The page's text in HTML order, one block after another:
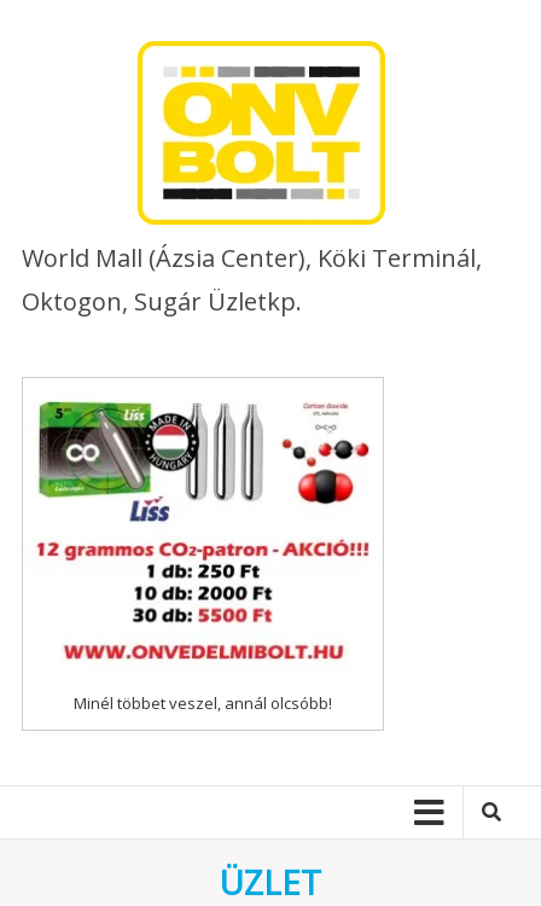
World Mall (Ázsia Center), Köki Terminál,
Oktogon, Sugár Üzletkp.
Minél többet veszel, annál olcsóbb!
ÜZLET